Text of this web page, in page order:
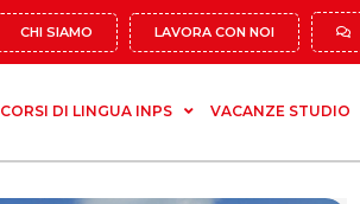
CHI SIAMO LAVORA CON NOI
CORSI DI LINGUA INPS VACANZE STUDIO